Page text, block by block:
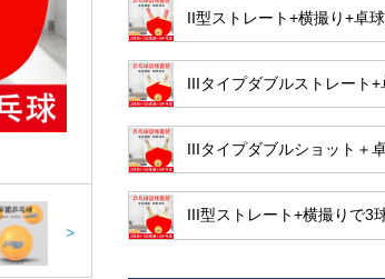
>
II型ストレート+横撮り+卓
IIIタイプダブルストレート+
IIIタイプダブルショット＋
III型ストレート+横撮りで3